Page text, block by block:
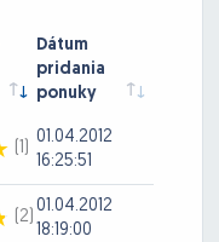
Dátum
pridania
ponuky
(1)
01.04.2012
16:25:51
(2)
01.04.2012
18:19:00